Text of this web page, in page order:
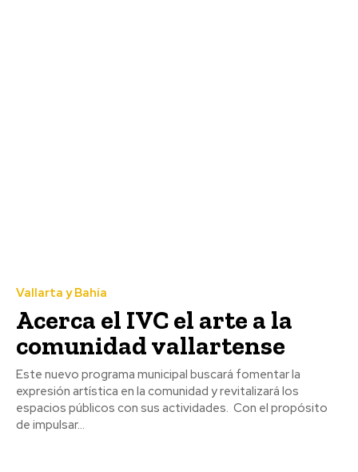
Vallarta y Bahía
Acerca el IVC el arte a la
comunidad vallartense
Este nuevo programa municipal buscará fomentar la
expresión artística en la comunidad y revitalizará los
espacios públicos con sus actividades. Con el propósito
de impulsar...